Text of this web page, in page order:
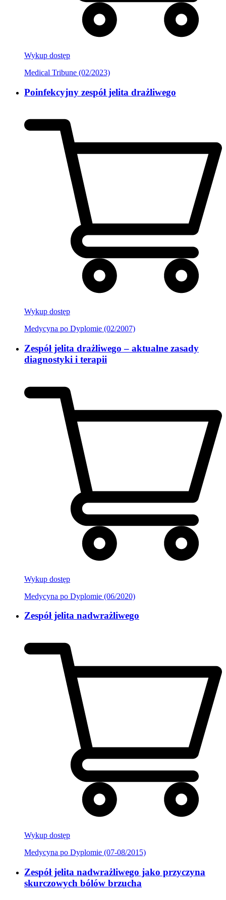
Wykup dostęp
Medical Tribune (02/2023)
Poinfekcyjny zespół jelita drażliwego
Wykup dostęp
Medycyna po Dyplomie (02/2007)
Zespół jelita drażliwego – aktualne zasady
diagnostyki i terapii
Wykup dostęp
Medycyna po Dyplomie (06/2020)
Zespół jelita nadwrażliwego
Wykup dostęp
Medycyna po Dyplomie (07-08/2015)
Zespół jelita nadwrażliwego jako przyczyna
skurczowych bólów brzucha